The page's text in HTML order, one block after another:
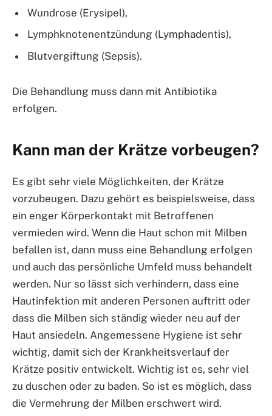
Wundrose (Erysipel),
Lymphknotenentzündung (Lymphadentis),
Blutvergiftung (Sepsis).
Die Behandlung muss dann mit Antibiotika
erfolgen.
Kann man der Krätze vorbeugen?
Es gibt sehr viele Möglichkeiten, der Krätze
vorzubeugen. Dazu gehört es beispielsweise, dass
ein enger Körperkontakt mit Betroffenen
vermieden wird. Wenn die Haut schon mit Milben
befallen ist, dann muss eine Behandlung erfolgen
und auch das persönliche Umfeld muss behandelt
werden. Nur so lässt sich verhindern, dass eine
Hautinfektion mit anderen Personen auftritt oder
dass die Milben sich ständig wieder neu auf der
Haut ansiedeln. Angemessene Hygiene ist sehr
wichtig, damit sich der Krankheitsverlauf der
Krätze positiv entwickelt. Wichtig ist es, sehr viel
zu duschen oder zu baden. So ist es möglich, dass
die Vermehrung der Milben erschwert wird.